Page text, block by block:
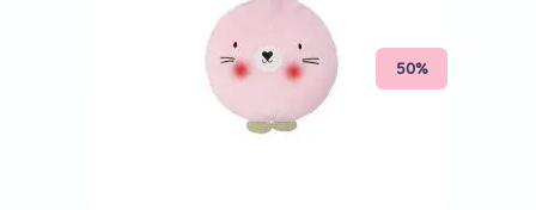
50%
Comprar